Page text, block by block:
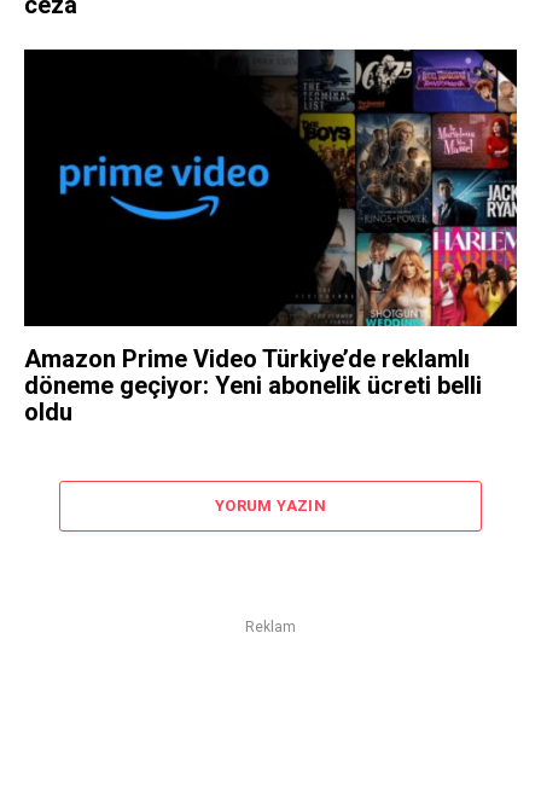
Amazon Prime Video Türkiye’de reklamlı
döneme geçiyor: Yeni abonelik ücreti belli
oldu
YORUM YAZIN
Reklam